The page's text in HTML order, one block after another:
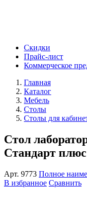
Скидки
Прайс-лист
Коммерческое
Главная
Каталог
Мебель
Столы
Столы для
Стол
Стандарт
Арт. 9773 Полное
В избранное Сравнить